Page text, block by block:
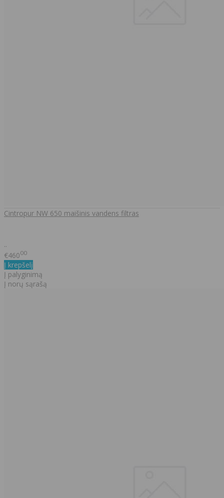
Cintropur NW 650 maišinis vandens filtras
..
€46000
Į krepšelį
Į palyginimą
Į norų sąrašą